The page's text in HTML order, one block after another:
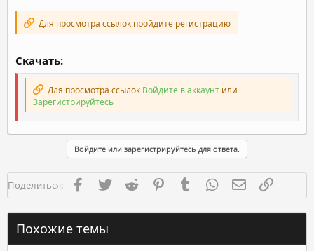
Для просмотра ссылок пройдите регистрацию
Скачать:
Для просмотра ссылок Войдите в аккаунт или
Зарегистрируйтесь
Войдите или зарегистрируйтесь для ответа.
Поделиться: FacebookTwitter Reddit PinterestTumblr WhatsAppЭлектронная
Похожие темы